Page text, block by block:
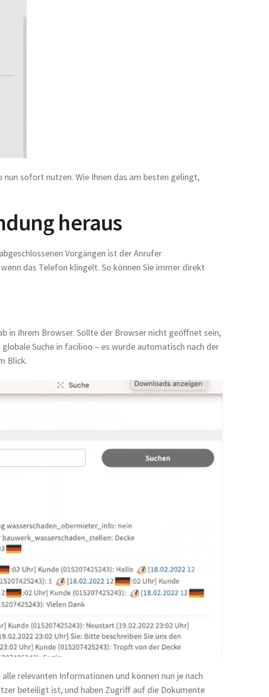
sofort nutzen. Wie Ihnen das am besten gelingt,
heraus
Vorgängen ist der Anrufer
das Telefon klingelt. So können Sie immer direkt
in Ihrem Browser. Sollte der Browser nicht geöffnet sein,
Suche in facilioo – es wurde automatisch nach der
Blick.
relevanten Informationen und können nun je nach
beteiligt ist, und haben Zugriff auf die Dokumente